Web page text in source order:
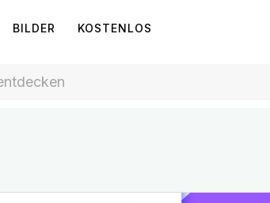
BILDER KOSTENLOS